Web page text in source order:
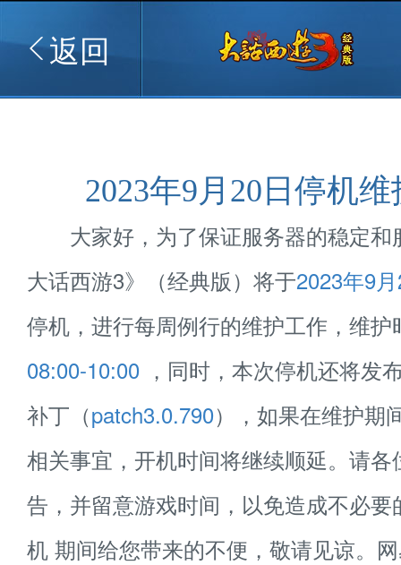
返回
2023年9月20日停机
大家好，为了保证服务器的稳定和
大话西游3》（经典版）将于2023年9
停机，进行每周例行的维护工作，维护
08:00-10:00 ，同时，本次停机还将发
补丁（patch3.0.790），如果在维护期
相关事宜，开机时间将继续顺延。请各
告，并留意游戏时间，以免造成不必
机 期间给您带来的不便，敬请见谅。